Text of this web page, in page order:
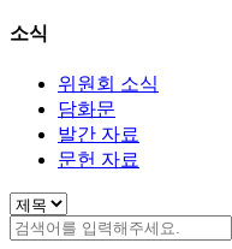
소식
위원회 소식
담화문
발간 자료
문헌 자료